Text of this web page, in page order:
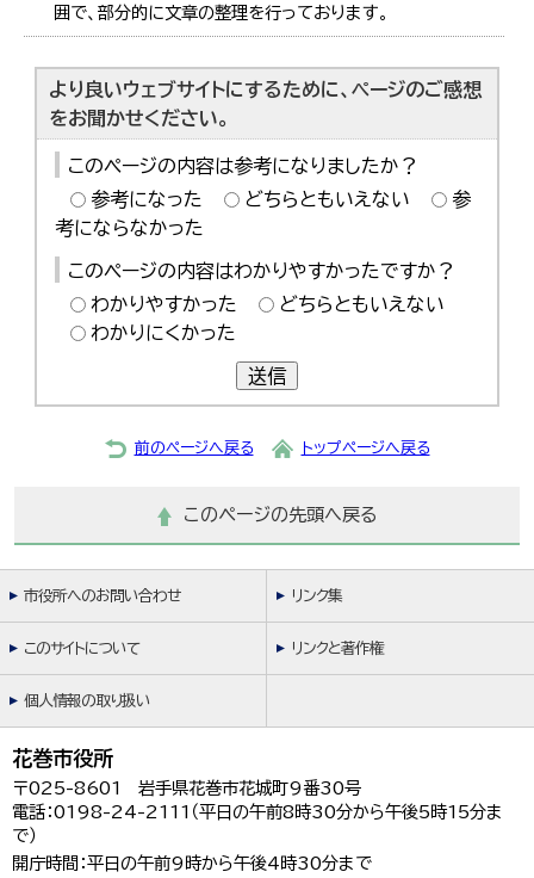
囲で、部分的に文章の整理を行っております。
より良いウェブサイトにするために、ページのご感想
をお聞かせください。
このページの内容は参考になりましたか？
参考になった
どちらともいえない
参
考にならなかった
このページの内容はわかりやすかったですか？
わかりやすかった
どちらともいえない
わかりにくかった
送信
前のページへ戻る トップページへ戻る
このページの先頭へ戻る
市役所へのお問い合わせ リンク集
このサイトについて リンクと著作権
個人情報の取り扱い
花巻市役所
〒025-8601 岩手県花巻市花城町9番30号
電話：0198-24-2111（平日の午前8時30分から午後5時15分ま
で）
開庁時間：平日の午前9時から午後4時30分まで